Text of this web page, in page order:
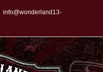
info@wonderland13-